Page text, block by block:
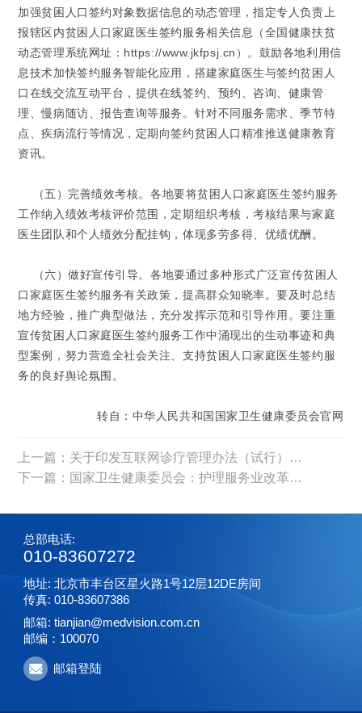
加强贫困人口签约对象数据信息的动态管理，指定专人负责上
报辖区内贫困人口家庭医生签约服务相关信息（全国健康扶贫
动态管理系统网址：https://www.jkfpsj.cn）。鼓励各地利用信
息技术加快签约服务智能化应用，搭建家庭医生与签约贫困人
口在线交流互动平台，提供在线签约、预约、咨询、健康管
理、慢病随访、报告查询等服务。针对不同服务需求、季节特
点、疾病流行等情况，定期向签约贫困人口精准推送健康教育
资讯。
（五）完善绩效考核。各地要将贫困人口家庭医生签约服务
工作纳入绩效考核评价范围，定期组织考核，考核结果与家庭
医生团队和个人绩效分配挂钩，体现多劳多得、优绩优酬。
（六）做好宣传引导。各地要通过多种形式广泛宣传贫困人
口家庭医生签约服务有关政策，提高群众知晓率。要及时总结
地方经验，推广典型做法，充分发挥示范和引导作用。要注重
宣传贫困人口家庭医生签约服务工作中涌现出的生动事迹和典
型案例，努力营造全社会关注、支持贫困人口家庭医生签约服
务的良好舆论氛围。
转自：中华人民共和国国家卫生健康委员会官网
上一篇：关于印发互联网诊疗管理办法（试行）等3个文件的通知
下一篇：国家卫生健康委员会：护理服务业改革与发展两年路线确定！
总部电话:
010-83607272
地址: 北京市丰台区星火路1号12层12DE房间
传真: 010-83607386
邮箱: tianjian@medvision.com.cn
邮编：100070
邮箱登陆